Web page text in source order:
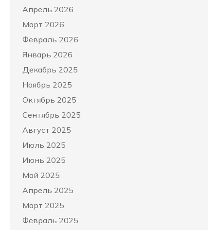
Апрель 2026
Март 2026
Февраль 2026
Январь 2026
Декабрь 2025
Ноябрь 2025
Октябрь 2025
Сентябрь 2025
Август 2025
Июль 2025
Июнь 2025
Май 2025
Апрель 2025
Март 2025
Февраль 2025